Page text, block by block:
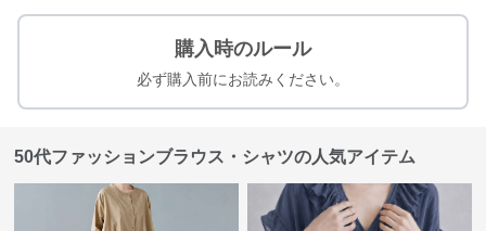
購入時のルール
必ず購入前にお読みください。
50代ファッションブラウス・シャツの人気アイテム